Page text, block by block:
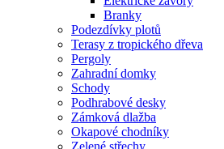
Branky
Podezdívky plotů
Terasy z tropického dřeva
Pergoly
Zahradní domky
Schody
Podhrabové desky
Zámková dlažba
Okapové chodníky
Zelené střechy